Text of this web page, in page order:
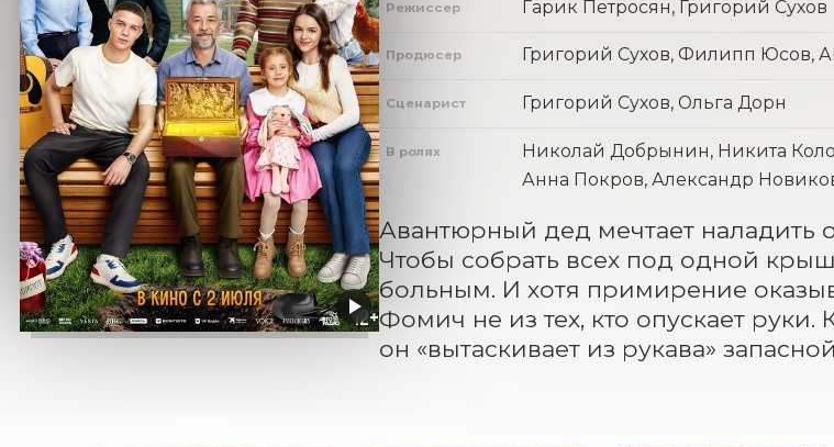
Режиссер Гарик Петросян, Григорий Сухов
Продюсер Григорий Сухов, Филипп Юсов,
Сценарист Григорий Сухов, Ольга Дорн
В ролях
Николай Добрынин, Никита
Анна Покров, Александр
Авантюрный дед мечтает наладить
Чтобы собрать всех под одной
больным. И хотя примирение
Фомич не из тех, кто опускает руки.
он «вытаскивает из рукава»